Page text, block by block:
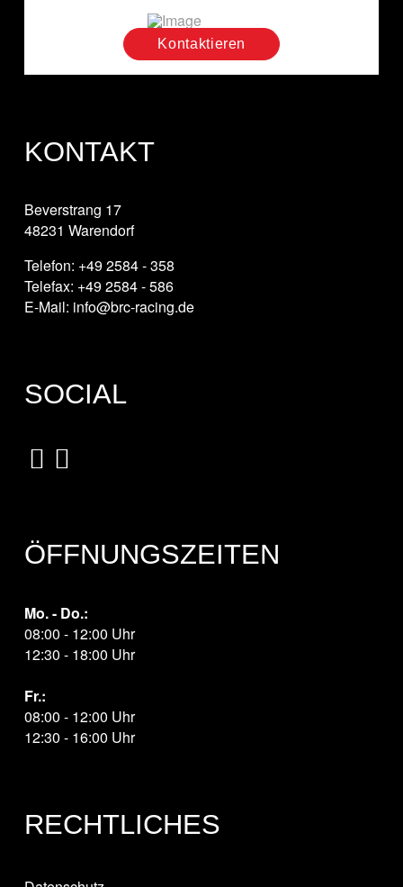
Kontaktieren
KONTAKT
Beverstrang 17
48231 Warendorf
Telefon: +49 2584 - 358
Telefax: +49 2584 - 586
E-Mail: info@brc-racing.de
SOCIAL
ÖFFNUNGSZEITEN
Mo. - Do.:
08:00 - 12:00 Uhr
12:30 - 18:00 Uhr
Fr.:
08:00 - 12:00 Uhr
12:30 - 16:00 Uhr
RECHTLICHES